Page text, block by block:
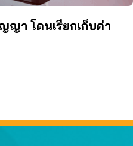
ญา โดนเรียกเก็บค่า